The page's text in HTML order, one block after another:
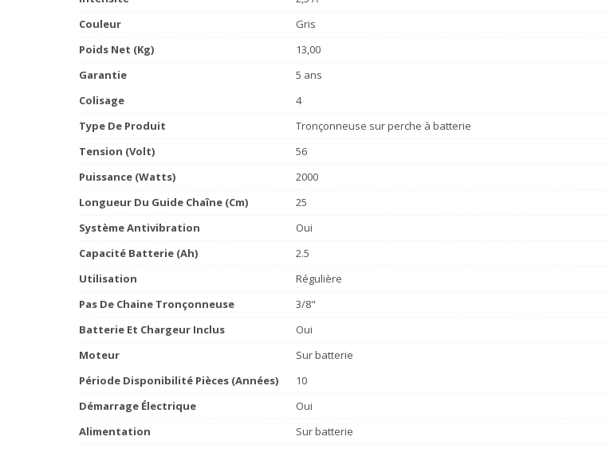
Couleur
Gris
Poids Net (Kg)
13,00
Garantie
5 ans
Colisage
4
Type De Produit
Tronçonneuse sur perche à batterie
Tension (volt)
56
Puissance (watts)
2000
Longueur Du Guide Chaîne (cm)
25
Système Antivibration
Oui
Capacité Batterie (Ah)
2.5
Utilisation
Régulière
Pas De Chaine Tronçonneuse
3/8"
Batterie Et Chargeur Inclus
Oui
Moteur
Sur batterie
Période Disponibilité Pièces (années)
10
Démarrage Électrique
Oui
Alimentation
Sur batterie